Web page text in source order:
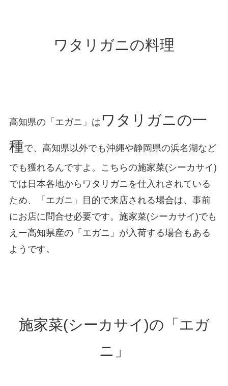
ワタリガニの料理
高知県の「エガニ」は ワタリガニの一
種で、高知県以外でも沖縄や静岡県の浜名湖など
でも獲れるんですよ。こちらの施家菜(シーカサイ)
では日本各地からワタリガニを仕入れされている
ため、「エガニ」目的で来店される場合は、事前
にお店に問合せ必要です。施家菜(シーカサイ)でも
えー高知県産の「エガニ」が入荷する場合もある
ようです。
施家菜(シーカサイ)の「エガ
ニ」